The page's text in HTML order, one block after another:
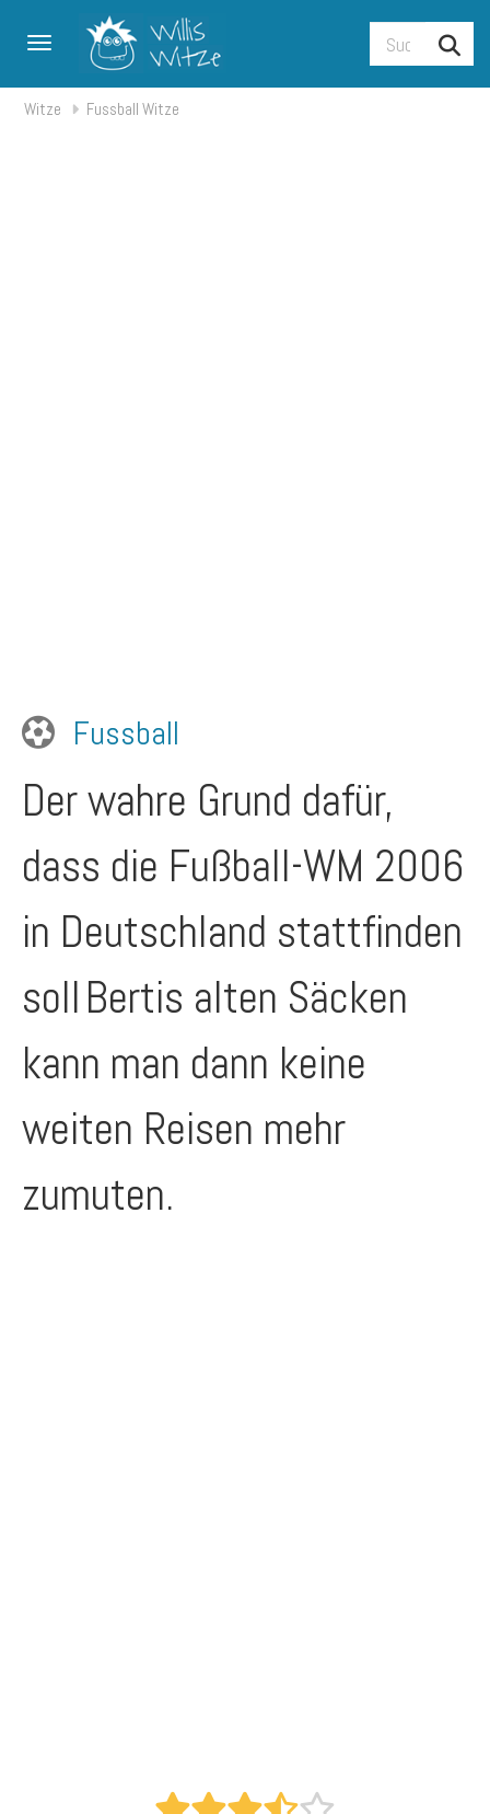
Toggle navigation
Witze Fussball Witze
Fussball
Der wahre Grund dafür,
dass die Fußball-WM 2006
in Deutschland stattfinden
sollBertis alten Säcken
kann man dann keine
weiten Reisen mehr
zumuten.